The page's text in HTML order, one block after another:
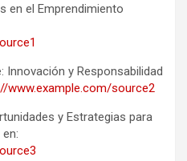
en el Emprendimiento
Innovación y Responsabilidad
www.example.com/source2
y Estrategias para